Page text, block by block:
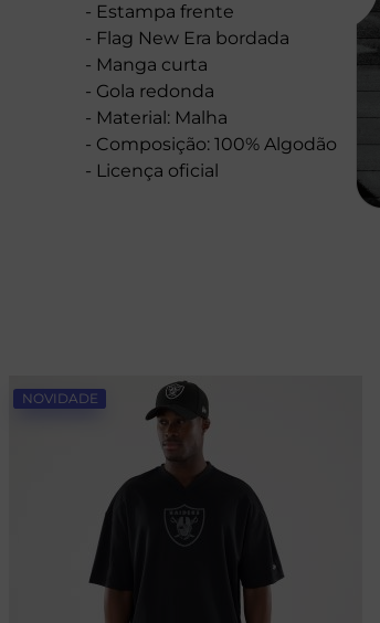
- Estampa frente
- Flag New Era bordada
- Manga curta
- Gola redonda
- Material: Malha
- Composição: 100% Algodão
- Licença oficial
NOVIDADE